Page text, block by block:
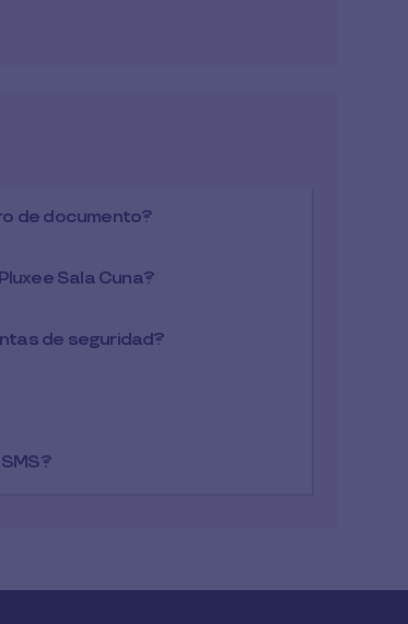
de documento?
Sala Cuna?
de seguridad?